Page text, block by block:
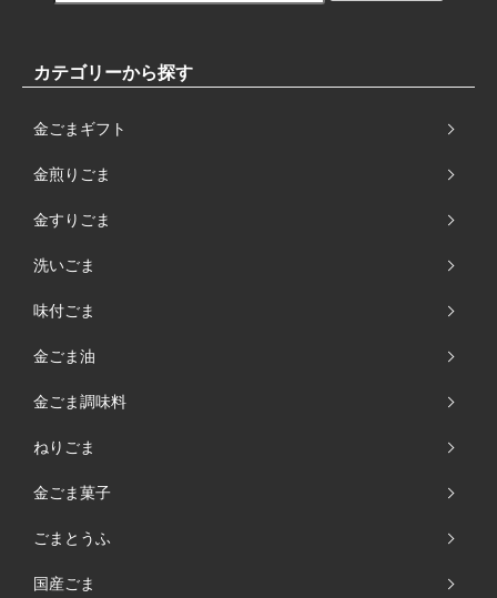
カテゴリーから探す
金ごまギフト
金煎りごま
金すりごま
洗いごま
味付ごま
金ごま油
金ごま調味料
ねりごま
金ごま菓子
ごまとうふ
国産ごま